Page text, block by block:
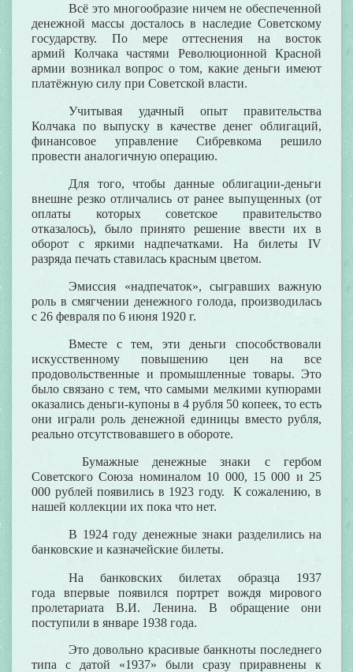
Всё это многообразие ничем не обеспеченной
денежной массы досталось в наследие Советскому
государству. По мере оттеснения на восток
армий Колчака частями Революционной Красной
армии возникал вопрос о том, какие деньги имеют
платёжную силу при Советской власти.
Учитывая удачный опыт правительства
Колчака по выпуску в качестве денег облигаций,
финансовое управлениеСибревкома решило
провести аналогичную операцию.
Для того, чтобы данные облигации-деньги
внешне резко отличались от ранее выпущенных (от
оплаты которых советское правительство
отказалось), было принято решение ввести их в
оборот с яркими надпечатками. На билеты IV
разряда печать ставилась красным цветом.
Эмиссия «надпечаток», сыгравших важную
роль в смягчении денежного голода, производилась
с 26 февраля по 6 июня 1920 г.
Вместе с тем, эти деньги способствовали
искусственному повышению цен на все
продовольственные и промышленные товары. Это
было связано с тем, что самыми мелкими купюрами
оказались деньги-купоны в 4 рубля 50 копеек, то есть
они играли роль денежной единицы вместо рубля,
реально отсутствовавшего в обороте.
Бумажные денежные знаки с гербом
Советского Союза номиналом 10 000, 15 000 и 25
000 рублей появились в 1923 году. К сожалению, в
нашей коллекции их пока что нет.
В 1924 году денежные знаки разделились на
банковские и казначейские билеты.
На банковских билетах образца 1937
года впервые появился портрет вождя мирового
пролетариата В.И. Ленина. В обращение они
поступили в январе 1938 года.
Это довольно красивые банкноты последнего
типа с датой «1937» были сразу приравнены к